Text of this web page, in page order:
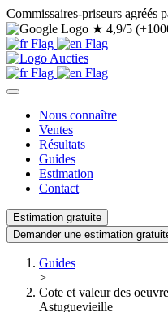
Commissaires-priseurs agréés
★ 4,9/5
Nous connaître
Ventes
Résultats
Guides
Estimation
Contact
Estimation gratuite
Demander une estimation
Guides
>
Cote et valeur des
Astuguevieille